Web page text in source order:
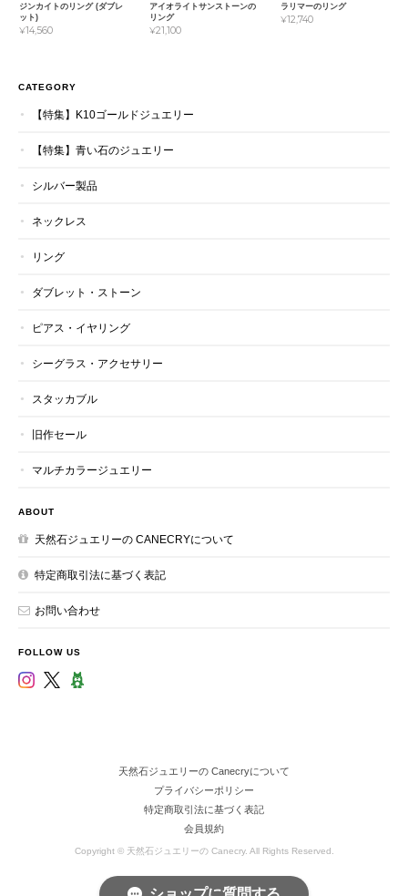
ジンカイトのリング (ダブレ
ット)
¥14,560
アイオライトサンストーンの
リング
¥21,100
ラリマーのリング
¥12,740
CATEGORY
【特集】K10ゴールドジュエリー
【特集】青い石のジュエリー
シルバー製品
ネックレス
リング
ダブレット・ストーン
ピアス・イヤリング
シーグラス・アクセサリー
スタッカブル
旧作セール
マルチカラージュエリー
ABOUT
天然石ジュエリーの CANECRYについて
特定商取引法に基づく表記
お問い合わせ
FOLLOW US
天然石ジュエリーの Canecryについて
プライバシーポリシー
特定商取引法に基づく表記
会員規約
Copyright © 天然石ジュエリーの Canecry. All Rights Reserved.